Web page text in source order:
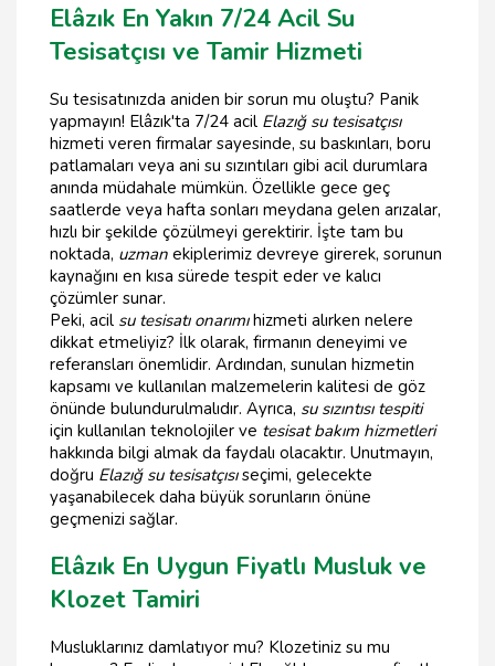
Elâzık En Yakın 7/24 Acil Su
Tesisatçısı ve Tamir Hizmeti
Su tesisatınızda aniden bir sorun mu oluştu? Panik
yapmayın! Elâzık'ta 7/24 acil Elazığ su tesisatçısı
hizmeti veren firmalar sayesinde, su baskınları, boru
patlamaları veya ani su sızıntıları gibi acil durumlara
anında müdahale mümkün. Özellikle gece geç
saatlerde veya hafta sonları meydana gelen arızalar,
hızlı bir şekilde çözülmeyi gerektirir. İşte tam bu
noktada, uzman ekiplerimiz devreye girerek, sorunun
kaynağını en kısa sürede tespit eder ve kalıcı
çözümler sunar.
Peki, acil su tesisatı onarımıhizmeti alırken nelere
dikkat etmeliyiz? İlk olarak, firmanın deneyimi ve
referansları önemlidir. Ardından, sunulan hizmetin
kapsamı ve kullanılan malzemelerin kalitesi de göz
önünde bulundurulmalıdır. Ayrıca, su sızıntısı tespiti
için kullanılan teknolojiler ve tesisat bakım hizmetleri
hakkında bilgi almak da faydalı olacaktır. Unutmayın,
doğru Elazığ su tesisatçısıseçimi, gelecekte
yaşanabilecek daha büyük sorunların önüne
geçmenizi sağlar.
Elâzık En Uygun Fiyatlı Musluk ve
Klozet Tamiri
Musluklarınız damlatıyor mu? Klozetiniz su mu